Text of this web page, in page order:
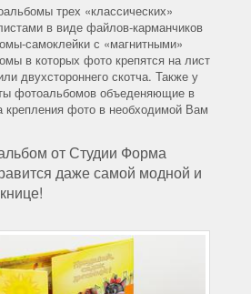
трех «классических»
в виде файлов-карманчиков
самоклейки с «магнитными»
в которых фото крепятся на лист
двухстороннего скотча. Также у
фотоальбомов объеденяющие в
крепления фото в необходимой Вам
от Студии Форма
даже самой модной и